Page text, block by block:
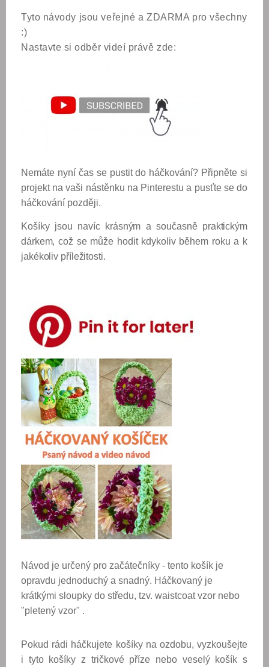
Tyto návody jsou veřejné a ZDARMA pro všechny
:)
Nastavte si odběr videí právě zde:
Nemáte nyní čas se pustit do háčkování? Připněte si
projekt na vaši nástěnku na Pinterestu a pusťte se do
háčkování později.
Košíky jsou navíc krásným a současně praktickým
dárkem, což se může hodit kdykoliv během roku a k
jakékoliv příležitosti.
Návod je určený pro začátečníky - tento košík je
opravdu jednoduchý a snadný. Háčkovaný je
krátkými sloupky do středu, tzv. waistcoat vzor nebo
"pletený vzor" .
Pokud rádi háčkujete košíky na ozdobu, vyzkoušejte
i tyto košíky z tričkové příze nebo veselý košík s